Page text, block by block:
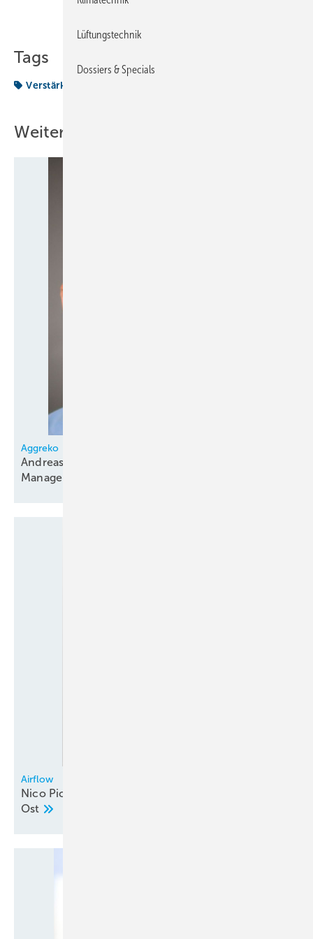
Tags
Verstärkung
Weitere Inhalte
Aggreko
Andreas Essmann neuer Business Development
Manager
Airflow
Nico Picker neu im Außendienst Deutschland
Ost
Lüftungstechnik
Dossiers & Specials